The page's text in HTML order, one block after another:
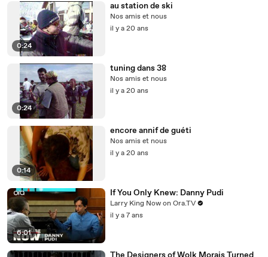
0:24
au station de ski
Nos amis et nous
il y a 20 ans
0:24
tuning dans 38
Nos amis et nous
il y a 20 ans
0:14
encore annif de guéti
Nos amis et nous
il y a 20 ans
6:01
If You Only Knew: Danny Pudi
Larry King Now on Ora.TV
il y a 7 ans